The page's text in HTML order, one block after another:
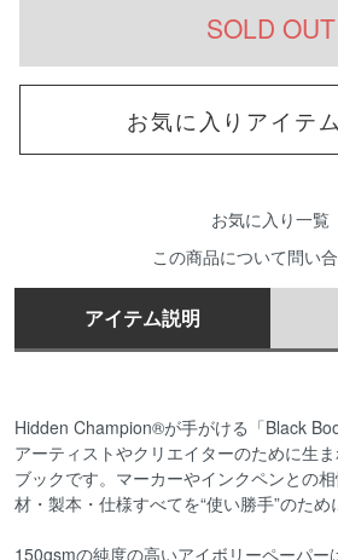
お気に入りアイテ
お気に入り一覧
この商品について問い
アイテム説明
Hidden Champion®が手がける「Black
アーティストやクリエイターのために生
ブックです。マーカーやインクペンとの
材・製本・仕様すべてを“使い勝手”のため
150gsmの純度の高いアイボリーペーパー